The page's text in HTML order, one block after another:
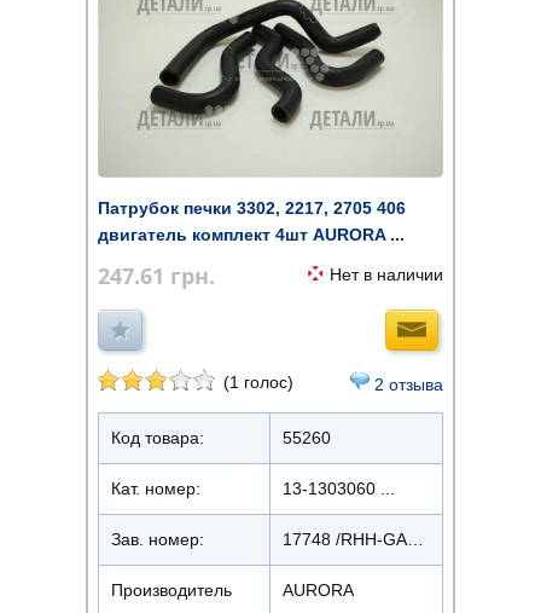
Патрубок печки 3302, 2217, 2705 406
двигатель комплект 4шт AURORA ...
247.61 грн. Нет в наличии
(1 голос) 2 отзыва
Код товара: 55260
Кат. номер: 13-1303060 ...
Зав. номер: 17748 /RHH-GA3302.406
Производитель AURORA